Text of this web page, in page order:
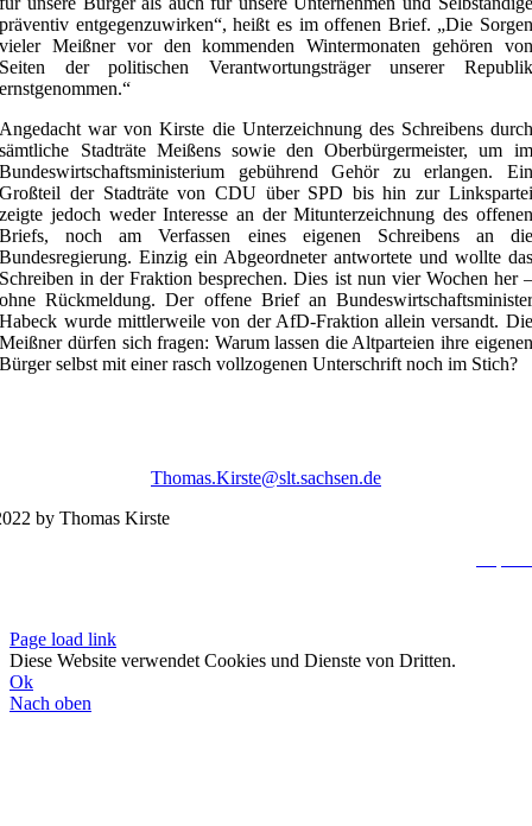
präventiv entgegenzuwirken“, heißt es im offenen Brief. „Die Sorgen
vieler Meißner vor den kommenden Wintermonaten gehören von
Seiten der politischen Verantwortungsträger unserer Republik
ernstgenommen.“
Angedacht war von Kirste die Unterzeichnung des Schreibens durch
sämtliche Stadträte Meißens sowie den Oberbürgermeister, um im
Bundeswirtschaftsministerium gebührend Gehör zu erlangen. Ein
Großteil der Stadträte von CDU über SPD bis hin zur Linkspartei
zeigte jedoch weder Interesse an der Mitunterzeichnung des offenen
Briefs, noch am Verfassen eines eigenen Schreibens an die
Bundesregierung. Einzig ein Abgeordneter antwortete und wollte das
Schreiben in der Fraktion besprechen. Dies ist nun vier Wochen her –
ohne Rückmeldung. Der offene Brief an Bundeswirtschaftsminister
Habeck wurde mittlerweile von der AfD-Fraktion allein versandt. Die
Meißner dürfen sich fragen: Warum lassen die Altparteien ihre eigenen
Bürger selbst mit einer rasch vollzogenen Unterschrift noch im Stich?
Thomas.Kirste@slt.sachsen.de
by Thomas Kirste
Page load link
Diese Website verwendet Cookies und Dienste von Dritten.
Ok
Nach oben